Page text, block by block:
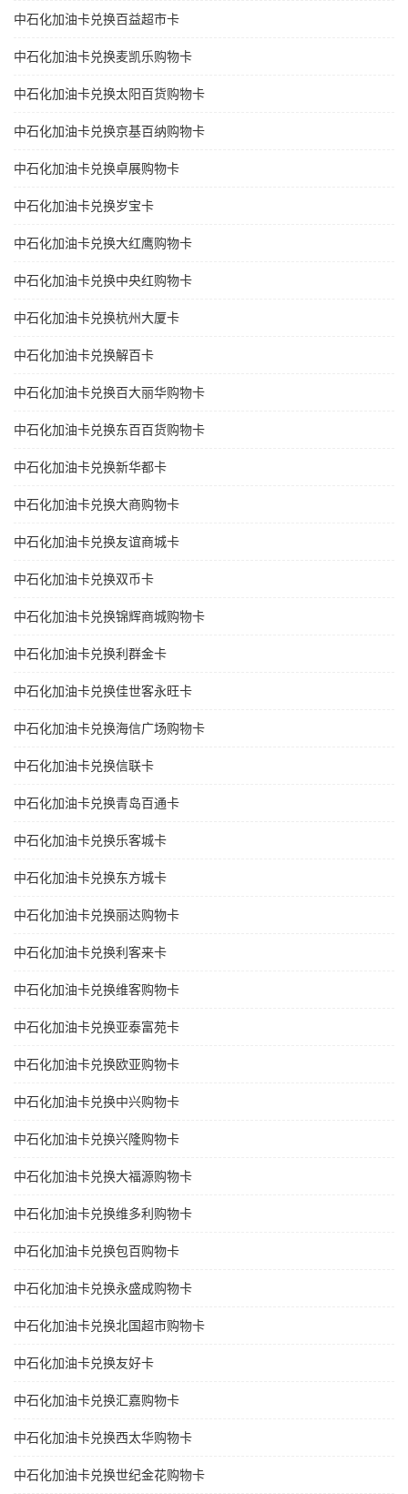
中石化加油卡兑换百益超市卡
中石化加油卡兑换麦凯乐购物卡
中石化加油卡兑换太阳百货购物卡
中石化加油卡兑换京基百纳购物卡
中石化加油卡兑换卓展购物卡
中石化加油卡兑换岁宝卡
中石化加油卡兑换大红鹰购物卡
中石化加油卡兑换中央红购物卡
中石化加油卡兑换杭州大厦卡
中石化加油卡兑换解百卡
中石化加油卡兑换百大丽华购物卡
中石化加油卡兑换东百百货购物卡
中石化加油卡兑换新华都卡
中石化加油卡兑换大商购物卡
中石化加油卡兑换友谊商城卡
中石化加油卡兑换双币卡
中石化加油卡兑换锦辉商城购物卡
中石化加油卡兑换利群金卡
中石化加油卡兑换佳世客永旺卡
中石化加油卡兑换海信广场购物卡
中石化加油卡兑换信联卡
中石化加油卡兑换青岛百通卡
中石化加油卡兑换乐客城卡
中石化加油卡兑换东方城卡
中石化加油卡兑换丽达购物卡
中石化加油卡兑换利客来卡
中石化加油卡兑换维客购物卡
中石化加油卡兑换亚泰富苑卡
中石化加油卡兑换欧亚购物卡
中石化加油卡兑换中兴购物卡
中石化加油卡兑换兴隆购物卡
中石化加油卡兑换大福源购物卡
中石化加油卡兑换维多利购物卡
中石化加油卡兑换包百购物卡
中石化加油卡兑换永盛成购物卡
中石化加油卡兑换北国超市购物卡
中石化加油卡兑换友好卡
中石化加油卡兑换汇嘉购物卡
中石化加油卡兑换西太华购物卡
中石化加油卡兑换世纪金花购物卡